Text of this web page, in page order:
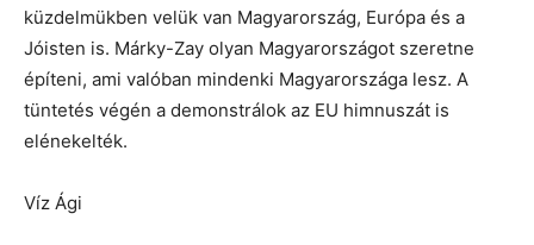
küzdelmükben velük van Magyarország, Európa és a
Jóisten is. Márky-Zay olyan Magyarországot szeretne
építeni, ami valóban mindenki Magyarországa lesz. A
tüntetés végén a demonstrálok az EU himnuszát is
elénekelték.
Víz Ági